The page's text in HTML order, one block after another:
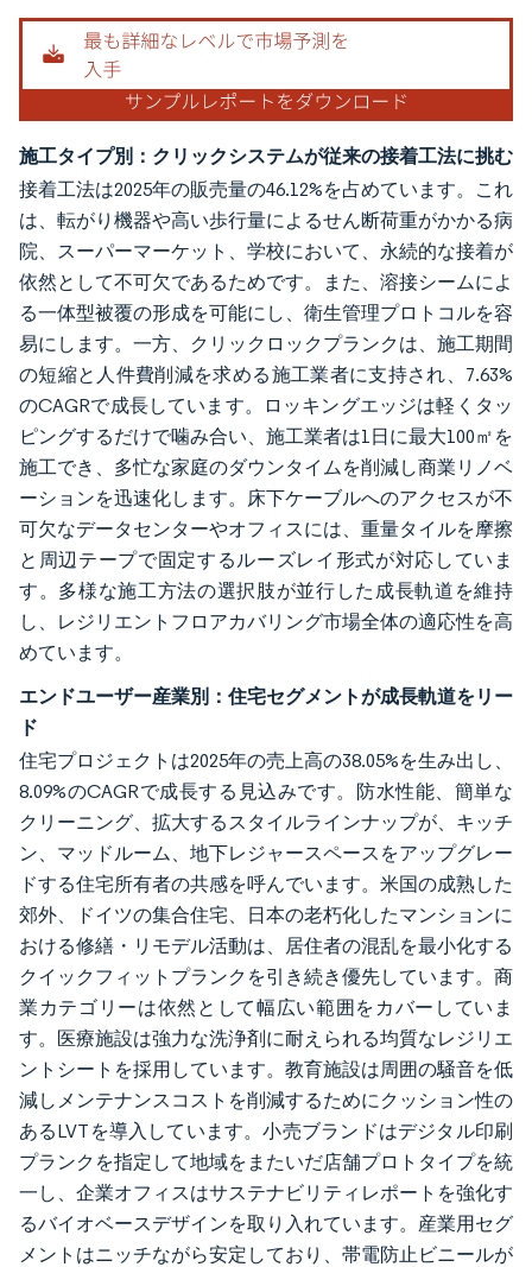
施工タイプ別：クリックシステムが従来の接着工法に挑む
接着工法は2025年の販売量の46.12%を占めています。これ
は、転がり機器や高い歩行量によるせん断荷重がかかる病
院、スーパーマーケット、学校において、永続的な接着が
依然として不可欠であるためです。また、溶接シームによ
る一体型被覆の形成を可能にし、衛生管理プロトコルを容
易にします。一方、クリックロックプランクは、施工期間
の短縮と人件費削減を求める施工業者に支持され、7.63%
のCAGRで成長しています。ロッキングエッジは軽くタッ
ピングするだけで噛み合い、施工業者は1日に最大100㎡を
施工でき、多忙な家庭のダウンタイムを削減し商業リノベ
ーションを迅速化します。床下ケーブルへのアクセスが不
可欠なデータセンターやオフィスには、重量タイルを摩擦
と周辺テープで固定するルーズレイ形式が対応していま
す。多様な施工方法の選択肢が並行した成長軌道を維持
し、レジリエントフロアカバリング市場全体の適応性を高
めています。
エンドユーザー産業別：住宅セグメントが成長軌道をリー
ド
住宅プロジェクトは2025年の売上高の38.05%を生み出し、
8.09%のCAGRで成長する見込みです。防水性能、簡単な
クリーニング、拡大するスタイルラインナップが、キッチ
ン、マッドルーム、地下レジャースペースをアップグレー
ドする住宅所有者の共感を呼んでいます。米国の成熟した
郊外、ドイツの集合住宅、日本の老朽化したマンションに
おける修繕・リモデル活動は、居住者の混乱を最小化する
クイックフィットプランクを引き続き優先しています。商
業カテゴリーは依然として幅広い範囲をカバーしていま
す。医療施設は強力な洗浄剤に耐えられる均質なレジリエ
ントシートを採用しています。教育施設は周囲の騒音を低
減しメンテナンスコストを削減するためにクッション性の
あるLVTを導入しています。小売ブランドはデジタル印刷
プランクを指定して地域をまたいだ店舗プロトタイプを統
一し、企業オフィスはサステナビリティレポートを強化す
るバイオベースデザインを取り入れています。産業用セグ
メントはニッチながら安定しており、帯電防止ビニールが